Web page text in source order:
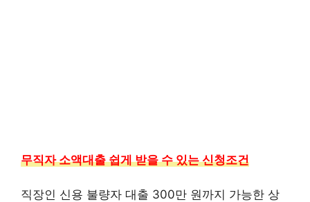
무직자 소액대출 쉽게 받을 수 있는 신청조건
직장인 신용 불량자 대출 300만 원까지 가능한 상